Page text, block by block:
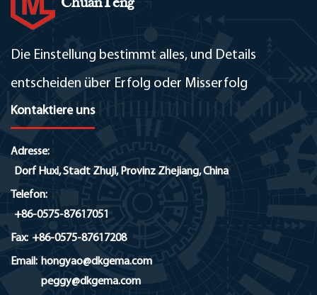
Die Einstellung bestimmt alles, und Details
entscheiden über Erfolg oder Misserfolg
Kontaktiere uns
Adresse:
Dorf Huxi, Stadt Zhuji, Provinz Zhejiang, China
Telefon:
+86-0575-87617051
Fax: +86-0575-87617208
Email: hongyao@dkgema.com
peggy@dkgema.com